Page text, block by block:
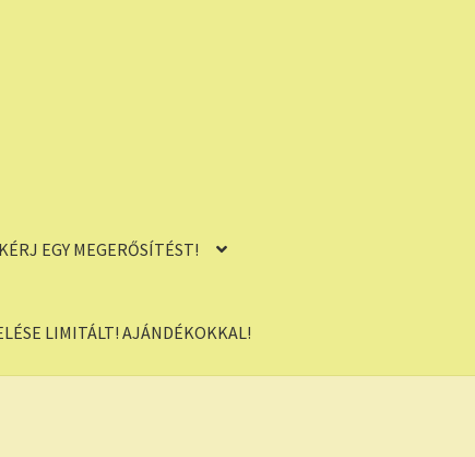
KÉRJ EGY MEGERŐSÍTÉST!
LIMITÁLT! AJÁNDÉKOKKAL!